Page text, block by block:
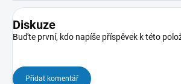
Diskuze
Buďte první, kdo napíše příspěvek k této
Přidat komentář